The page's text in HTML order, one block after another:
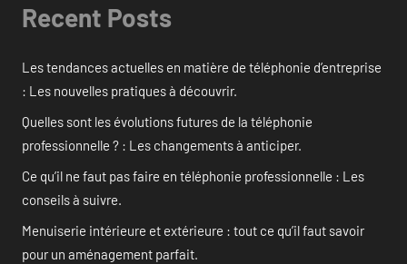
Recent Posts
Les tendances actuelles en matière de téléphonie d’entreprise
: Les nouvelles pratiques à découvrir.
Quelles sont les évolutions futures de la téléphonie
professionnelle ? : Les changements à anticiper.
Ce qu’il ne faut pas faire en téléphonie professionnelle : Les
conseils à suivre.
Menuiserie intérieure et extérieure : tout ce qu’il faut savoir
pour un aménagement parfait.